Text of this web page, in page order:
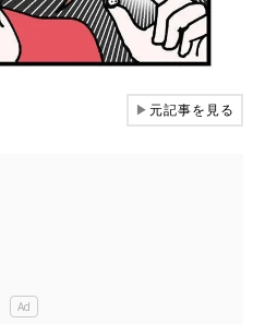
▶元記事を見る